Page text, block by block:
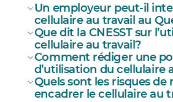
Un employeur peut-il
cellulaire au travail au
Que dit la CNESST sur
cellulaire au travail?
Comment rédiger une
d’utilisation du cellulaire
Quels sont les risques de
encadrer le cellulaire au